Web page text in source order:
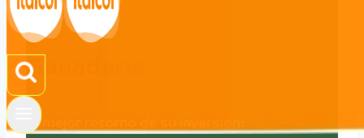
LÍNEA
Ganadería
El mejor retorno de su inversión: